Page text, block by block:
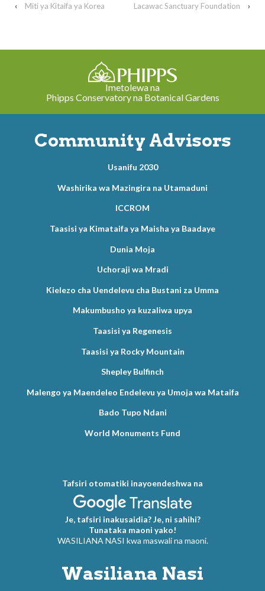
‹ Miti ya Kitaifa ya Korea Lacawac Sanctuary Foundation ›
Imetolewa na
Phipps Conservatory na Botanical Gardens
Community Advisors
Usanifu 2030
Washirika wa Mazingira na Utamaduni
ICCROM
Taasisi ya Kimataifa ya Maisha ya Baadaye
Dunia Moja
Uchoraji wa Mradi
Kielezo cha Uendelevu cha Bustani za Umma
Makumbusho ya kuzaliwa upya
Taasisi ya Regenesis
Taasisi ya Rocky Mountain
Shepley Bulfinch
Malengo ya Maendeleo Endelevu ya Umoja wa Mataifa
Bado Tupo Ndani
World Monuments Fund
Tafsiri otomatiki inayoendeshwa na
Je, tafsiri inakusaidia? Je, ni sahihi?
Tunataka maoni yako!
WASILIANA NASI kwa maswali na maoni.
Wasiliana Nasi